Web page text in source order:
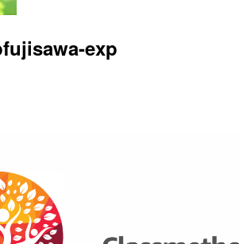
fujisawa-exp